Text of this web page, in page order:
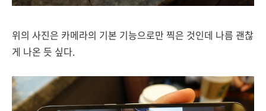
위의 사진은 카메라의 기본 기능으로만 찍은 것인데 나름 괜찮
게 나온 듯 싶다.